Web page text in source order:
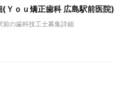
Ｙｏｕ矯正歯科 広島駅前医院)
の歯科技工士募集詳細